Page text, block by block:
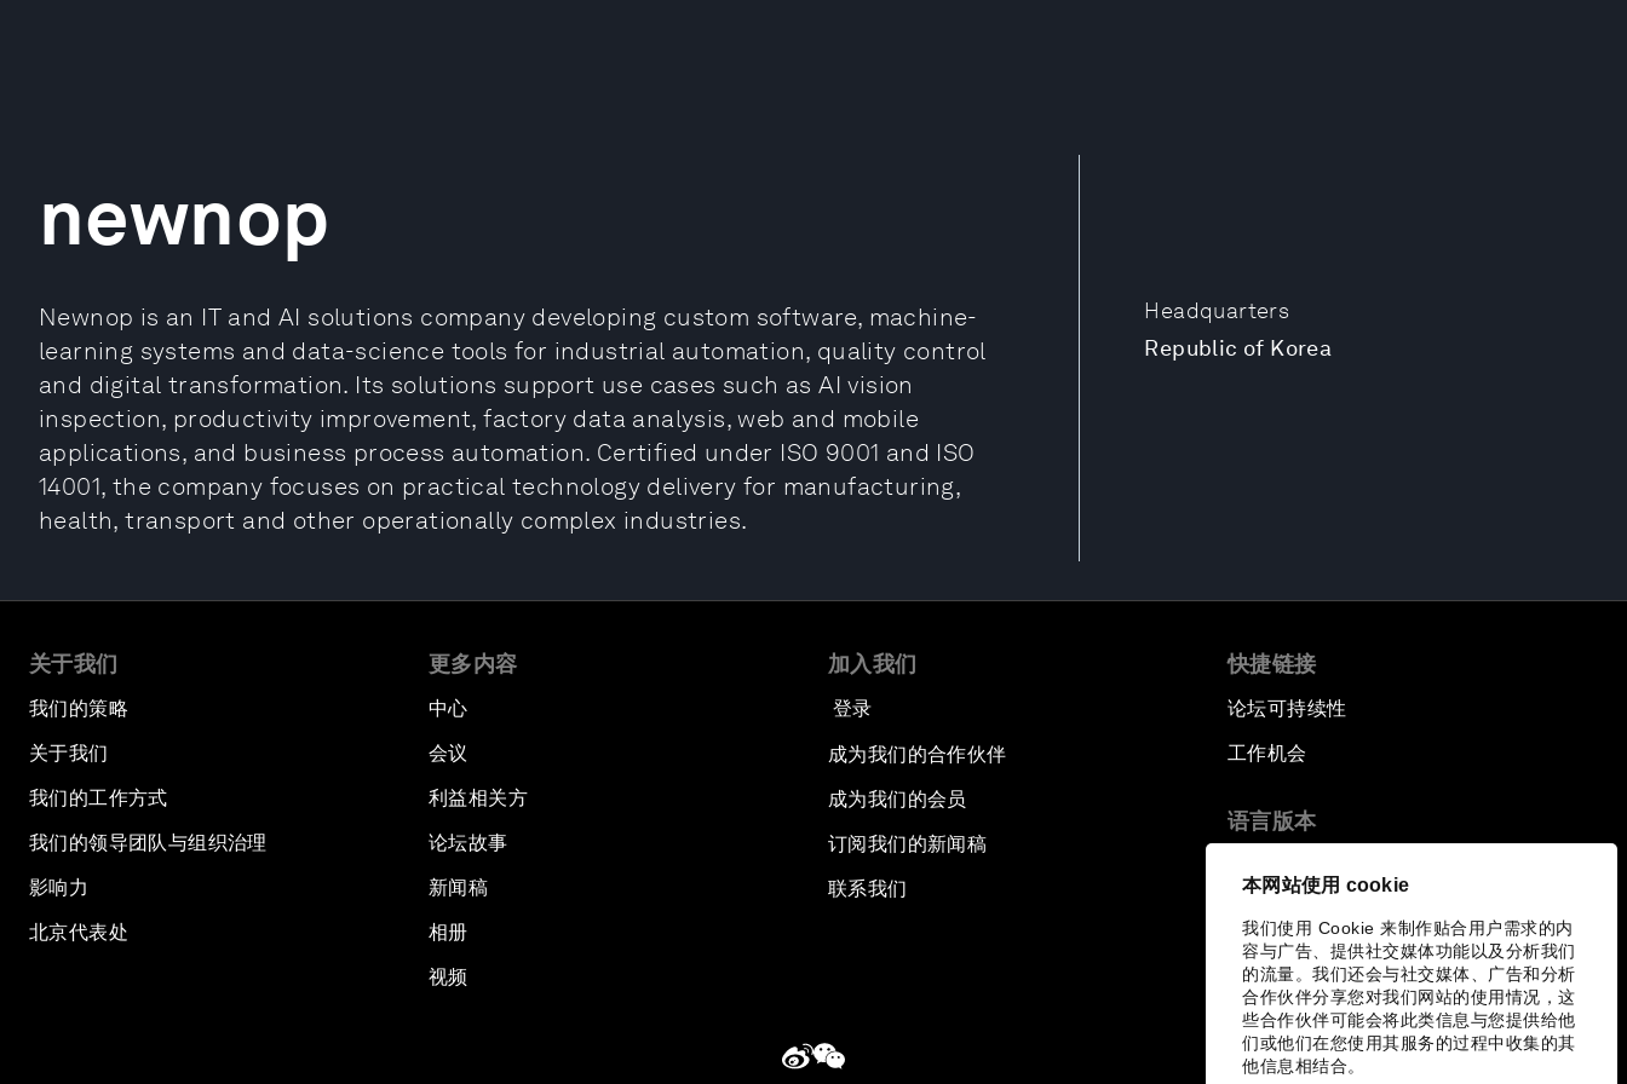
本网站使用 cookie
我们使用 Cookie 来制作贴合用户需求的内
容与广告、提供社交媒体功能以及分析我们
的流量。我们还会与社交媒体、广告和分析
合作伙伴分享您对我们网站的使用情况，这
些合作伙伴可能会将此类信息与您提供给他
们或他们在您使用其服务的过程中收集的其
他信息相结合。
Headquarters
Republic of Korea
newnop
Newnop is an IT and AI solutions company developing custom software, machine-
learning systems and data-science tools for industrial automation, quality control
and digital transformation. Its solutions support use cases such as AI vision
inspection, productivity improvement, factory data analysis, web and mobile
applications, and business process automation. Certified under ISO 9001 and ISO
14001, the company focuses on practical technology delivery for manufacturing,
health, transport and other operationally complex industries.
关于我们
我们的策略
关于我们
我们的工作方式
我们的领导团队与组织治理
影响力
北京代表处
更多内容
中心
会议
利益相关方
论坛故事
新闻稿
相册
视频
加入我们
登录
成为我们的合作伙伴
成为我们的会员
订阅我们的新闻稿
联系我们
快捷链接
论坛可持续性
工作机会
语言版本